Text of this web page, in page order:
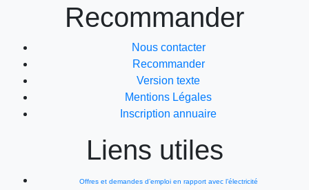
Recommander
Nous contacter
Recommander
Version texte
Mentions Légales
Inscription annuaire
Liens utiles
Offres et demandes d’emploi en rapport avec l’électricité